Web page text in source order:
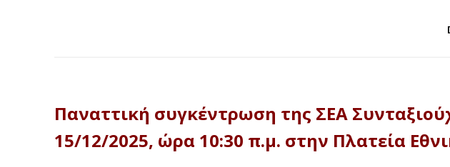
Παναττική συγκέντρωση της ΣΕΑ
15/12/2025, ώρα 10:30 π.μ. στην Πλατεία